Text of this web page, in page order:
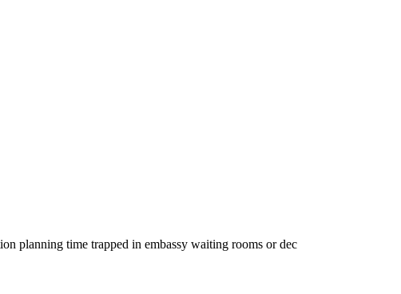
planning time trapped in embassy waiting rooms or dec